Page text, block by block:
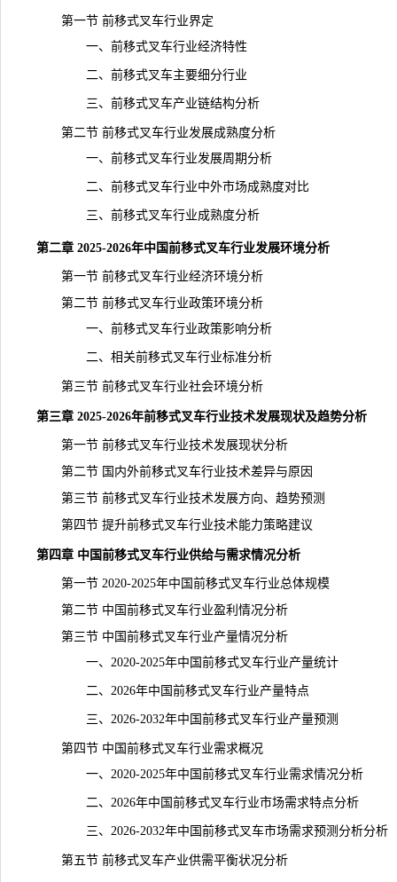
第一节 前移式叉车行业界定
一、前移式叉车行业经济特性
二、前移式叉车主要细分行业
三、前移式叉车产业链结构分析
第二节 前移式叉车行业发展成熟度分析
一、前移式叉车行业发展周期分析
二、前移式叉车行业中外市场成熟度对比
三、前移式叉车行业成熟度分析
第二章 2025-2026年中国前移式叉车行业发展环境分析
第一节 前移式叉车行业经济环境分析
第二节 前移式叉车行业政策环境分析
一、前移式叉车行业政策影响分析
二、相关前移式叉车行业标准分析
第三节 前移式叉车行业社会环境分析
第三章 2025-2026年前移式叉车行业技术发展现状及趋势分析
第一节 前移式叉车行业技术发展现状分析
第二节 国内外前移式叉车行业技术差异与原因
第三节 前移式叉车行业技术发展方向、趋势预测
第四节 提升前移式叉车行业技术能力策略建议
第四章 中国前移式叉车行业供给与需求情况分析
第一节 2020-2025年中国前移式叉车行业总体规模
第二节 中国前移式叉车行业盈利情况分析
第三节 中国前移式叉车行业产量情况分析
一、2020-2025年中国前移式叉车行业产量统计
二、2026年中国前移式叉车行业产量特点
三、2026-2032年中国前移式叉车行业产量预测
第四节 中国前移式叉车行业需求概况
一、2020-2025年中国前移式叉车行业需求情况分析
二、2026年中国前移式叉车行业市场需求特点分析
三、2026-2032年中国前移式叉车市场需求预测分析分析
第五节 前移式叉车产业供需平衡状况分析